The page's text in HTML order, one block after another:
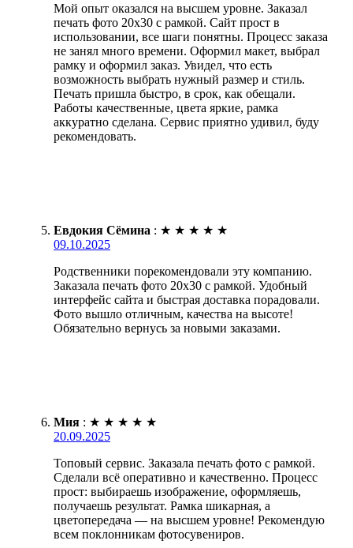
Мой опыт оказался на высшем уровне. Заказал
печать фото 20х30 с рамкой. Сайт прост в
использовании, все шаги понятны. Процесс заказа
не занял много времени. Оформил макет, выбрал
рамку и оформил заказ. Увидел, что есть
возможность выбрать нужный размер и стиль.
Печать пришла быстро, в срок, как обещали.
Работы качественные, цвета яркие, рамка
аккуратно сделана. Сервис приятно удивил, буду
рекомендовать.
Евдокия Сёмина : ★ ★ ★ ★ ★
09.10.2025
Родственники порекомендовали эту компанию.
Заказала печать фото 20х30 с рамкой. Удобный
интерфейс сайта и быстрая доставка порадовали.
Фото вышло отличным, качества на высоте!
Обязательно вернусь за новыми заказами.
Мия : ★ ★ ★ ★ ★
20.09.2025
Топовый сервис. Заказала печать фото с рамкой.
Сделали всё оперативно и качественно. Процесс
прост: выбираешь изображение, оформляешь,
получаешь результат. Рамка шикарная, а
цветопередача — на высшем уровне! Рекомендую
всем поклонникам фотосувениров.